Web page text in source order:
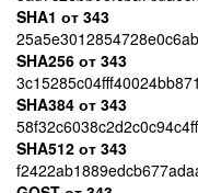
SHA1 от 343
SHA256 от 343
SHA384 от 343
SHA512 от 343